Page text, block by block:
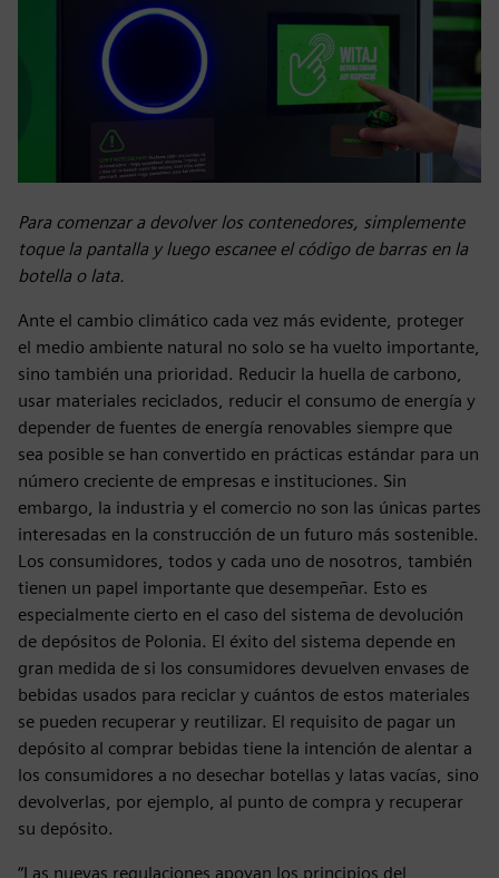
Para comenzar a devolver los contenedores, simplemente
toque la pantalla y luego escanee el código de barras en la
botella o lata.
Ante el cambio climático cada vez más evidente, proteger
el medio ambiente natural no solo se ha vuelto importante,
sino también una prioridad. Reducir la huella de carbono,
usar materiales reciclados, reducir el consumo de energía y
depender de fuentes de energía renovables siempre que
sea posible se han convertido en prácticas estándar para un
número creciente de empresas e instituciones. Sin
embargo, la industria y el comercio no son las únicas partes
interesadas en la construcción de un futuro más sostenible.
Los consumidores, todos y cada uno de nosotros, también
tienen un papel importante que desempeñar. Esto es
especialmente cierto en el caso del sistema de devolución
de depósitos de Polonia. El éxito del sistema depende en
gran medida de si los consumidores devuelven envases de
bebidas usados para reciclar y cuántos de estos materiales
se pueden recuperar y reutilizar. El requisito de pagar un
depósito al comprar bebidas tiene la intención de alentar a
los consumidores a no desechar botellas y latas vacías, sino
devolverlas, por ejemplo, al punto de compra y recuperar
su depósito.
“Las nuevas regulaciones apoyan los principios del